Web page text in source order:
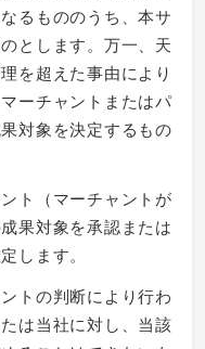
るもののうち、本サ
とします。万一、天
を超えた事由により
ーチャントまたはパ
対象を決定するもの
ト（マーチャントが
果対象を承認または
します。
トの判断により行わ
は当社に対し、当該